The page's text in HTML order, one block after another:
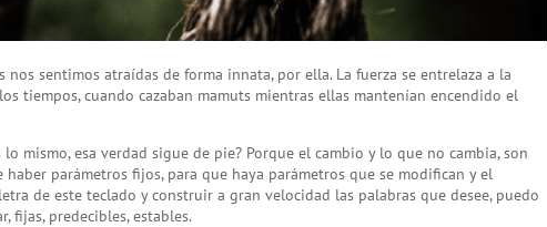
sentimos atraídas de forma innata, por ella. La fuerza se entrelaza a la
tiempos, cuando cazaban mamuts mientras ellas mantenían encendido el
mismo, esa verdad sigue de pie? Porque el cambio y lo que no cambia, son
haber parámetros fijos, para que haya parámetros que se modifican y el
de este teclado y construir a gran velocidad las palabras que desee, puedo
fijas, predecibles, estables.